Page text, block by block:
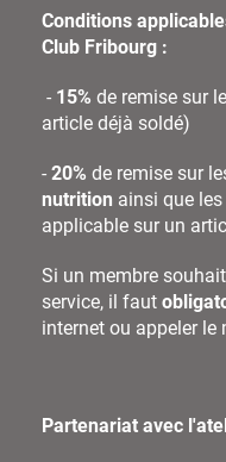
Conditions
Club Fribourg :
- 15% de remise sur
article déjà soldé)
- 20% de remise sur
nutrition ainsi que les
applicable sur un
Si un membre
service, il faut
internet ou appeler le
Partenariat avec